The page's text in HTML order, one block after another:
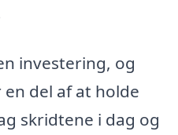
investering, og
del af at holde
skridtene i dag og